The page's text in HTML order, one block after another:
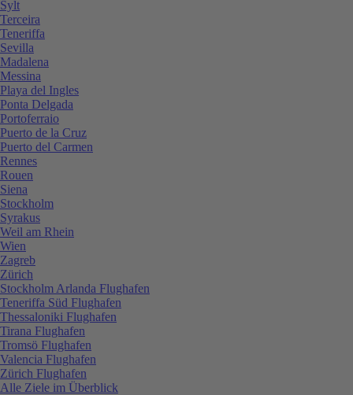
Sylt
Terceira
Teneriffa
Sevilla
Madalena
Messina
Playa del Ingles
Ponta Delgada
Portoferraio
Puerto de la Cruz
Puerto del Carmen
Rennes
Rouen
Siena
Stockholm
Syrakus
Weil am Rhein
Wien
Zagreb
Zürich
Stockholm Arlanda Flughafen
Teneriffa Süd Flughafen
Thessaloniki Flughafen
Tirana Flughafen
Tromsö Flughafen
Valencia Flughafen
Zürich Flughafen
Alle Ziele im Überblick